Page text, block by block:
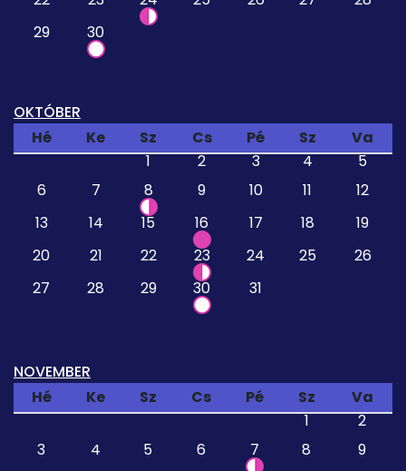
29
30
OKTÓBER
Hé
Ke Sz Cs Pé Sz
Va
1
2 3 4
5
6
7 8 9 10 11
12
13
14 15 16 17 18
19
20
21 22 23 24 25
26
27
28 29 30 31
NOVEMBER
Hé
Ke Sz Cs Pé Sz
Va
1
2
3
4 5 6 7 8
9